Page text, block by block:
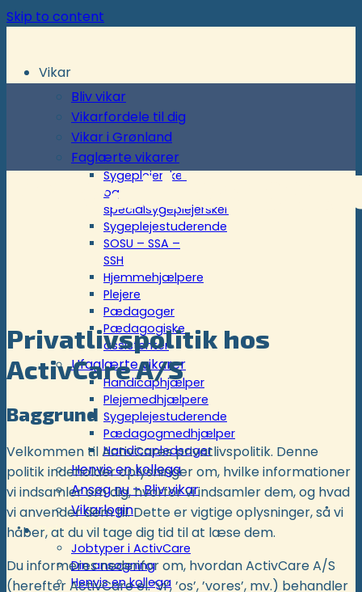
Skip to content
Vikar
Bliv vikar
Vikarfordele til dig
Vikar i Grønland
Faglærte vikarer
Sygeplejersker
og
specialsygeplejersker
Sygeplejestuderende
SOSU – SSA –
SSH
Hjemmehjælpere
Plejere
Pædagoger
Pædagogiske
assistenter
Ufaglærte vikarer
Handicaphjælper
Plejemedhjælpere
Sygeplejestuderende
Pædagogmedhjælper
Handicapledsager
Henvis en kollega
Ansøg nu – Bliv vikar
Vikarlogin
Rekruttering
Jobtyper i ActivCare
Din ansøgning
Henvis en kollega
Privatlivspolitik hos
ActivCare A/S
Baggrund
Velkommen til ActivCares privatlivspolitik. Denne
politik indeholder oplysninger om, hvilke informationer
vi indsamler om dig, hvorfor vi indsamler dem, og hvad
vi anvender dem til. Dette er vigtige oplysninger, så vi
håber, at du vil tage dig tid til at læse dem.
Du informeres nedenfor om, hvordan ActivCare A/S
(herefter ActivCare el. ’vi’, ’os’, ’vores’, mv.) behandler